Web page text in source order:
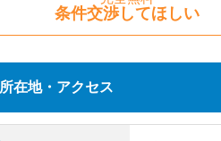
条件交渉してほしい
所在地・アクセス